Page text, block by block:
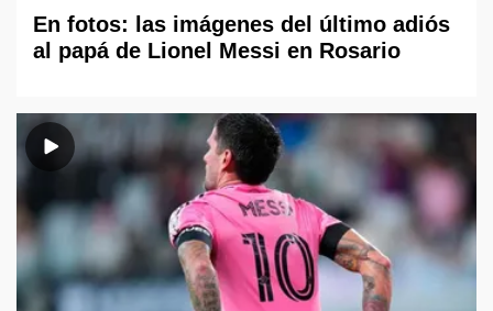
En fotos: las imágenes del último adiós
al papá de Lionel Messi en Rosario